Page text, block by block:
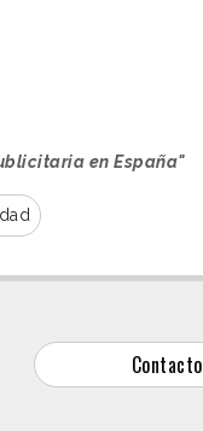
en España"
Contacto